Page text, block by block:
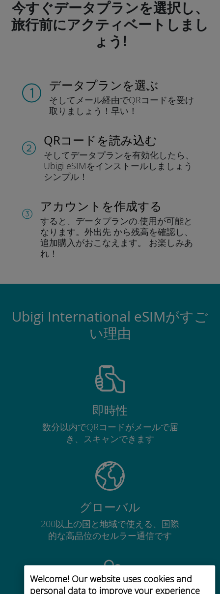
Welcome! Our website uses cookies and
personal data to improve your experience
今すぐデータプランを選択し、
旅行前にアクティベートしまし
ょう!
データプランを選ぶ
そしてメール経由でQRコードを受け
取りましょう！早い！
QRコードを読み込む
そしてデータプランを有効化したら、
Ubigi eSIMをインストールしま しょう
シンプル！
アカウントを作成する
すると、データプランの.使用が可能と
なります。 外出先 から残高を確認し、
追加購入がおこなえます。
お楽しみあ
れ！
Ubigi International eSIMがすご
い理由
即時性
数分以内でQRコードがメールで届
き、スキャンできます
グローバル
200以上の国と地域で使える、国際
的な高品位のセルラー通信です